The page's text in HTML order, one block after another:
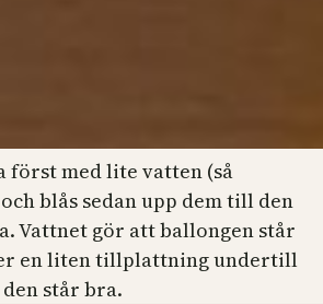
först med lite vatten (så
blås sedan upp dem till den
Vattnet gör att ballongen står
en liten tillplattning undertill
den står bra.